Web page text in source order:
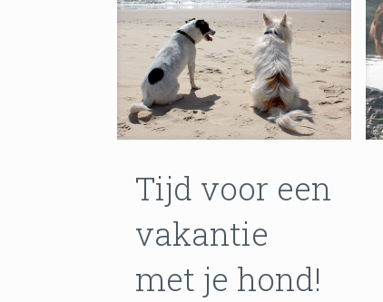
Tijd voor een
vakantie
met je hond!